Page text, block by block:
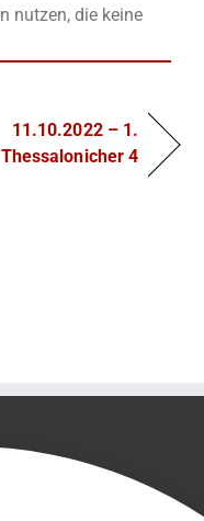
nutzen, die keine
11.10.2022 – 1.
Thessalonicher 4